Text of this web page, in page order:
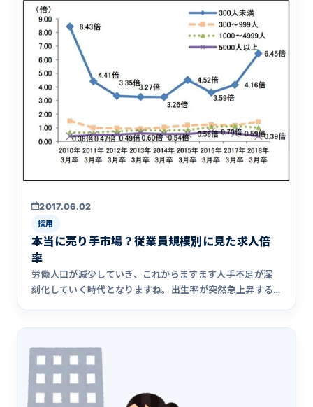
2017.06.02
採用
本当に売り手市場？従業員規模別に見た求人倍
率
労働人口が減少していき、これからますます人手不足が深
刻化していく時代となりますね。出生率が突然急上昇する